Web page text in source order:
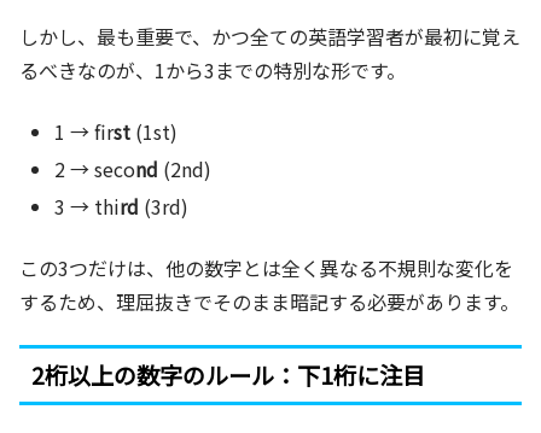
しかし、最も重要で、かつ全ての英語学習者が最初に覚え
るべきなのが、1から3までの特別な形です。
1 → first (1st)
2 → second (2nd)
3 → third (3rd)
この3つだけは、他の数字とは全く異なる不規則な変化を
するため、理屈抜きでそのまま暗記する必要があります。
2桁以上の数字のルール：下1桁に注目